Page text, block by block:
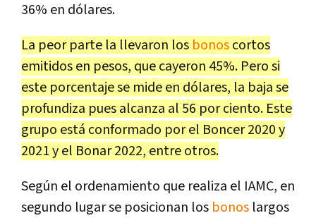
36% en dólares.
La peor parte la llevaron los bonoscortos
emitidos en pesos, que cayeron 45%. Pero si
este porcentaje se mide en dólares, la baja se
profundiza pues alcanza al 56 por ciento. Este
grupo está conformado por el Boncer 2020 y
2021 y el Bonar 2022, entre otros.
Según el ordenamiento que realiza el IAMC, en
segundo lugar se posicionan los bonos largos